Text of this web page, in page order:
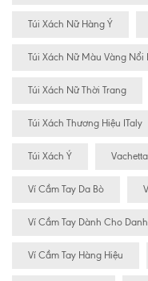
Túi Xách Nữ Hàng Ý
Túi Xách Nữ Màu Vàng Nổi
Túi Xách Nữ Thời Trang
Túi Xách Thương Hiệu ITaly
Túi Xách Ý Vachetta
Ví Cầm Tay Da Bò
Ví Cầm Tay Dành Cho
Ví Cầm Tay Hàng Hiệu